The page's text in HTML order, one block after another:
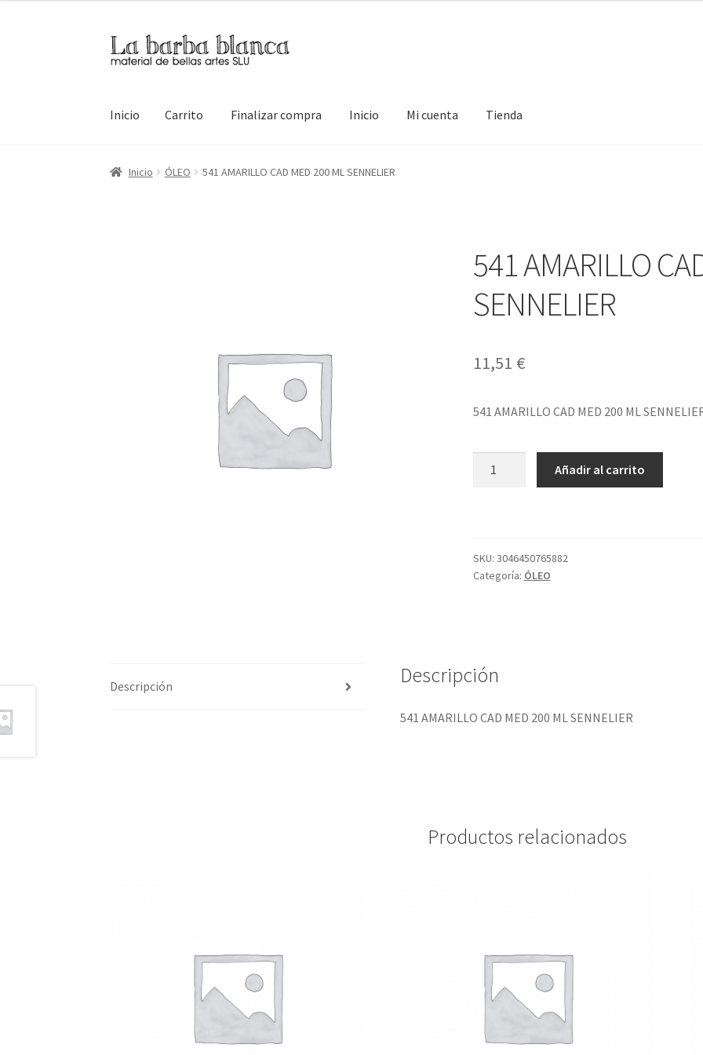
Ir
a
Ir
al
Inicio Carrito Finalizar compra Inicio Mi cuenta Tienda
Inicio CarritoFinalizar compraInicioMi cuentaTienda
Inicio ÓLEO 541 AMARILLO CAD MED 200 ML SENNELIER
541 AMARILLO
SENNELIER
11,51 €
541 AMARILLO CAD MED 200 ML
ML
SENNELIER
Añadir al carrito
SKU: 3046450765882
Categoría: ÓLEO
Descripción Descripción
541 AMARILLO CAD MED 200 ML SENNELIER
Productos relacionados